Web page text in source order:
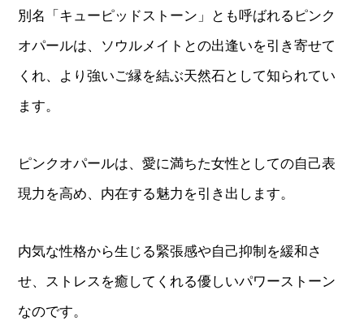
別名「キューピッドストーン」とも呼ばれるピンク
オパールは、ソウルメイトとの出逢いを引き寄せて
くれ、より強いご縁を結ぶ天然石として知られてい
ます。
ピンクオパールは、愛に満ちた女性としての自己表
現力を高め、内在する魅力を引き出します。
内気な性格から生じる緊張感や自己抑制を緩和さ
せ、ストレスを癒してくれる優しいパワーストーン
なのです。